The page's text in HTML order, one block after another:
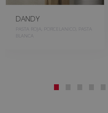
DANDY
PASTA ROJA, PORCELANICO, PASTA
BLANCA